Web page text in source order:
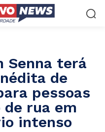
Senna terá
de
pessoas
rua em
intenso